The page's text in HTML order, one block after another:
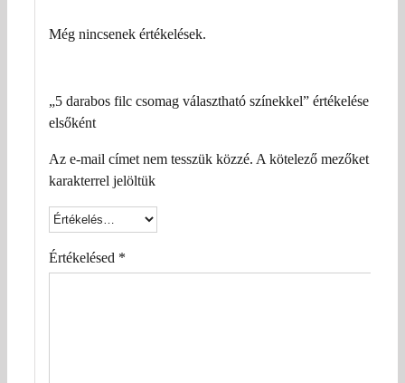
Még nincsenek értékelések.
„5 darabos filc csomag választható színekkel” értékelése
elsőként
Az e-mail címet nem tesszük közzé. A kötelező mezőket
karakterrel jelöltük
Értékelésed *